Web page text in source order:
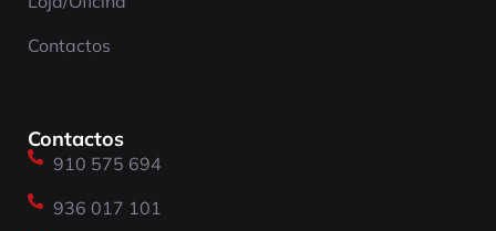
Contactos
Contactos
910 575 694
936 017 101